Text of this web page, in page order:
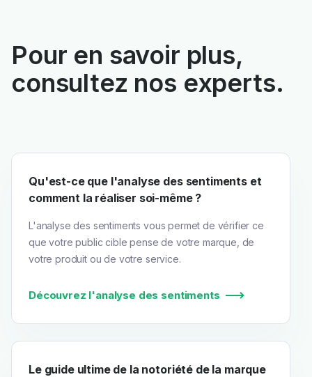
Pour en savoir plus,
consultez nos experts.
Qu'est-ce que l'analyse des sentiments et
comment la réaliser soi-même ?
L'analyse des sentiments vous permet de vérifier ce
que votre public cible pense de votre marque, de
votre produit ou de votre service.
Découvrez l'analyse des sentiments
Le guide ultime de la notoriété de la marque